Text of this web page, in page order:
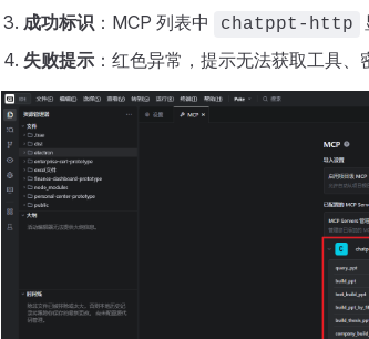
成功标识 ：MCP 列表中 chatppt-http
失败提示 ：红色异常，提示无法获取工具